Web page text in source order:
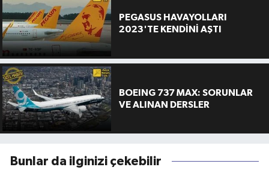
PEGASUS HAVAYOLLARI
2023'TE KENDİNİ AŞTI
BOEING 737 MAX: SORUNLAR
VE ALINAN DERSLER
Bunlar da ilginizi çekebilir